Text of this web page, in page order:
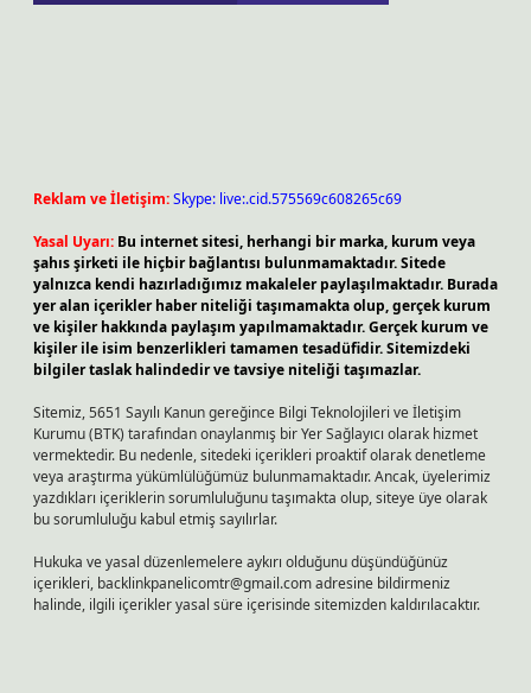
Reklam ve İletişim:Skype: live:.cid.575569c608265c69
Yasal Uyarı: Bu internet sitesi, herhangi bir marka, kurum veya
şahıs şirketi ile hiçbir bağlantısı bulunmamaktadır. Sitede
yalnızca kendi hazırladığımız makaleler paylaşılmaktadır. Burada
yer alan içerikler haber niteliği taşımamakta olup, gerçek kurum
ve kişiler hakkında paylaşım yapılmamaktadır. Gerçek kurum ve
kişiler ile isim benzerlikleri tamamen tesadüfidir. Sitemizdeki
bilgiler taslak halindedir ve tavsiye niteliği taşımazlar.
Sitemiz, 5651 Sayılı Kanun gereğince Bilgi Teknolojileri ve İletişim
Kurumu (BTK) tarafından onaylanmış bir Yer Sağlayıcı olarak hizmet
vermektedir. Bu nedenle, sitedeki içerikleri proaktif olarak denetleme
veya araştırma yükümlülüğümüz bulunmamaktadır. Ancak, üyelerimiz
yazdıkları içeriklerin sorumluluğunu taşımakta olup, siteye üye olarak
bu sorumluluğu kabul etmiş sayılırlar.
Hukuka ve yasal düzenlemelere aykırı olduğunu düşündüğünüz
içerikleri, backlinkpanelicomtr@gmail.comadresine bildirmeniz
halinde, ilgili içerikler yasal süre içerisinde sitemizden kaldırılacaktır.